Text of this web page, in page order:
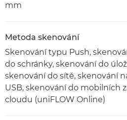
mm
Metoda skenování
Skenování typu Push,
do schránky, skenování do
skenování do sítě, skenování
USB, skenování do mobilních
cloudu (uniFLOW Online)